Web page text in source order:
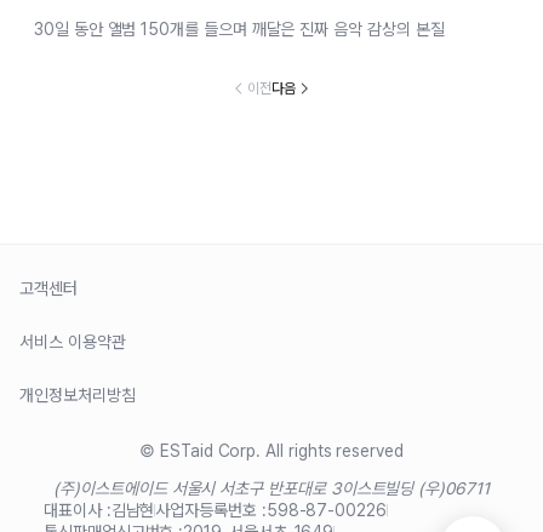
30일 동안 앨범 150개를 들으며 깨달은 진짜 음악 감상의 본질
이전다음
고객센터
서비스 이용약관
개인정보처리방침
© ESTaid Corp. All rights reserved
(주)이스트에이드 서울시 서초구 반포대로 3이스트빌딩 (우)06711
대표이사 :김남현사업자등록번호 :598-87-00226